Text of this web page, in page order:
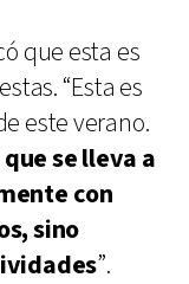
que esta es
“Esta es
este verano.
se lleva a
con
sino
”.